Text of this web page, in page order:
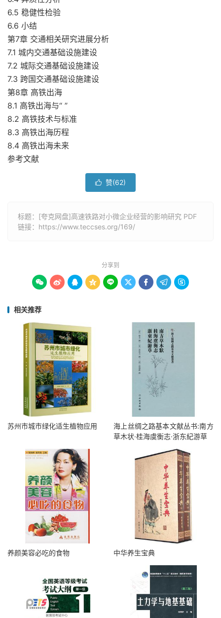
6.5 稳健性检验
6.6 小结
第7章 交通相关研究进展分析
7.1 城内交通基础设施建设
7.2 城际交通基础设施建设
7.3 跨国交通基础设施建设
第8章 高铁出海
8.1 高铁出海与“ ”
8.2 高铁技术与标准
8.3 高铁出海历程
8.4 高铁出海未来
参考文献
 赞(62)
标题：[夸克网盘]高速铁路对小微企业经营的影响研究 PDF
链接： https://www.teccses.org/169/
分享到
        
相关推荐
苏州市城市绿化适生植物应用
海上丝绸之路基本文献丛书:南方
草木状·桂海虞衡志·浙东紀游草
养颜美容必吃的食物 中华养生宝典